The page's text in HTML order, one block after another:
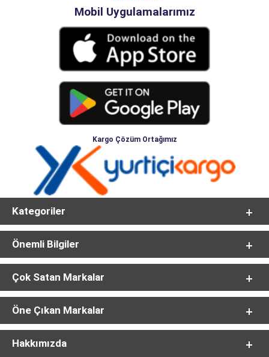
Mobil Uygulamalarımız
Kargo Çözüm Ortağımız
Kategoriler
Önemli Bilgiler
Çok Satan Markalar
Öne Çıkan Markalar
Hakkımızda